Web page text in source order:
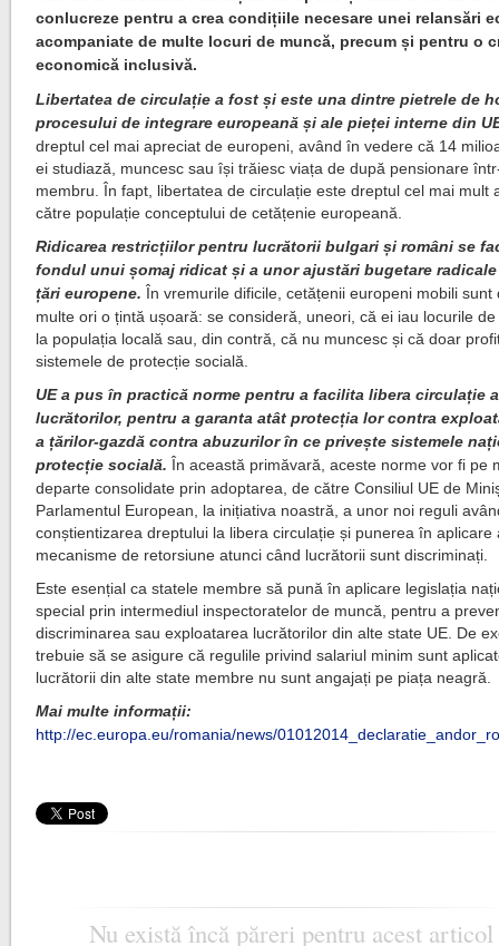
conlucreze pentru a crea condițiile necesare unei relansări
acompaniate de multe locuri de muncă, precum și pentru o
economică inclusivă.
Libertatea de circulație a fost și este una dintre pietrele de
procesului de integrare europeană și ale pieței interne din
dreptul cel mai apreciat de europeni, având în vedere că 14
ei studiază, muncesc sau își trăiesc viața de după pensionare
membru. În fapt, libertatea de circulație este dreptul cel mai mult
către populație conceptului de cetățenie europeană.
Ridicarea restricțiilor pentru lucrătorii bulgari și români se
fondul unui șomaj ridicat și a unor ajustări bugetare
țări europene. În vremurile dificile, cetățenii europeni mobili sunt
multe ori o țintă ușoară: se consideră, uneori, că ei iau locurile
la populația locală sau, din contră, că nu muncesc și că doar
sistemele de protecție socială.
UE a pus în practică norme pentru a facilita libera circulație a
lucrătorilor, pentru a garanta atât protecția lor contra
a țărilor-gazdă contra abuzurilor în ce privește sistemele
protecție socială. În această primăvară, aceste norme vor fi pe
departe consolidate prin adoptarea, de către Consiliul UE de
Parlamentul European, la inițiativa noastră, a unor noi reguli
conștientizarea dreptului la libera circulație și punerea în aplicare
mecanisme de retorsiune atunci când lucrătorii sunt discriminați.
Este esențial ca statele membre să pună în aplicare legislația
special prin intermediul inspectoratelor de muncă, pentru a
discriminarea sau exploatarea lucrătorilor din alte state UE. De
trebuie să se asigure că regulile privind salariul minim sunt
lucrătorii din alte state membre nu sunt angajați pe piața neagră.
Mai multe informații:
http://ec.europa.eu/romania/news/
Nu există încă păreri pentru acest articol